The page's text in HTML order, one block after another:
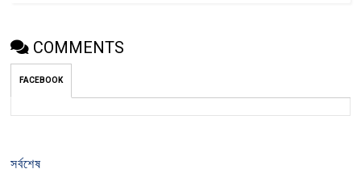
COMMENTS
FACEBOOK
সর্বশেষ